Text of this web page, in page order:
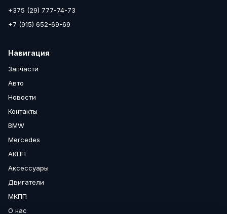
+375 (29) 777-74-73
+7 (915) 652-69-69
Навигация
Запчасти
Авто
Новости
Контакты
BMW
Mercedes
АКПП
Аксессуары
Двигатели
МКПП
О нас